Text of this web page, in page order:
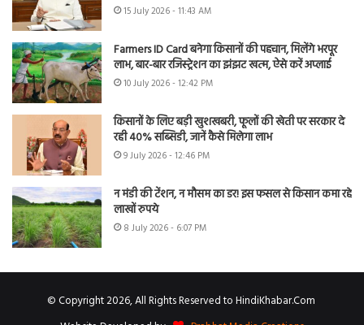
15 July 2026 - 11:43 AM
Farmers ID Card बनेगा किसानों की पहचान, मिलेंगे भरपूर
लाभ, बार-बार रजिस्ट्रेशन का झंझट खत्म, ऐसे करें अप्लाई
10 July 2026 - 12:42 PM
किसानों के लिए बड़ी खुशखबरी, फूलों की खेती पर सरकार दे
रही 40% सब्सिडी, जानें कैसे मिलेगा लाभ
9 July 2026 - 12:46 PM
न मंडी की टेंशन, न मौसम का डर! इस फसल से किसान कमा रहे
लाखों रुपये
8 July 2026 - 6:07 PM
© Copyright 2026, All Rights Reserved to HindiKhabar.Com